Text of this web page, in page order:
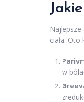
ciała.
w